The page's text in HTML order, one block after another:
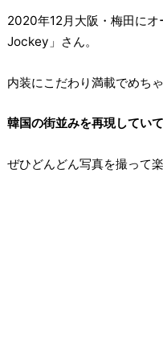
2020年12月大阪・梅田にオ
Jockey」さん。
内装にこだわり満載でめち
韓国の街並みを再現してい
ぜひどんどん写真を撮って